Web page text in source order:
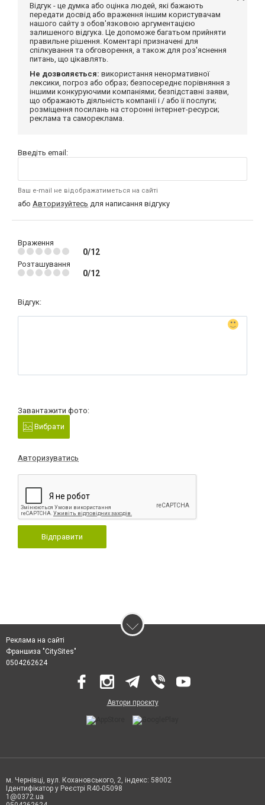
Відгук - це думка або оцінка людей, які бажають
передати досвід або враження іншим користувачам
нашого сайту з обов'язковою аргументацією
залишеного відгука. Це допоможе багатьом прийняти
правильне рішення. Коментарі призначені для
спілкування та обговорення, а також для роз'яснення
питань, що цікавлять.
Не дозволяється: використання ненормативної
лексики, погроз або образ; безпосереднє порівняння з
іншими конкуруючими компаніями; безпідставні заяви,
що ображають діяльність компанії і / або її послуги;
розміщення посилань на сторонні інтернет-ресурси;
реклама та самореклама.
Введіть email:
Ваш e-mail не відображатиметься на сайті
або Авторизуйтесь для написання відгуку
Враження
0/12
Розташування
0/12
Відгук:
Завантажити фото:
Вибрати
Авторизуватись
Відправити
Реклама на сайті
Франшиза "CitySites"
0504262624
Автори проєкту
м. Чернівці, вул. Кохановського, 2, індекс: 58002
Ідентифікатор у Реєстрі R40-05098
1@0372.ua